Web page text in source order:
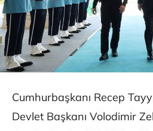
Cumhurbaşkanı Recep
Devlet Başkanı Volodimir